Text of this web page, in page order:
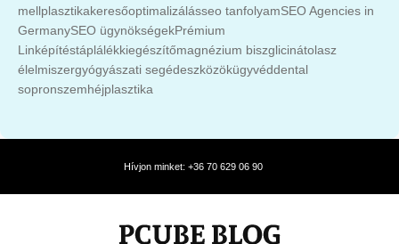
mellplasztikakeresőoptimalizálásseo tanfolyamSEO Agencies in
GermanySEO ügynökségekPrémium
Linképítéstáplálékkiegészítőmagnézium biszglicinátolasz
élelmiszergyógyászati segédeszközökügyvéddental
sopronszemhéjplasztika
Hívjon minket: +36 70 629 06 90